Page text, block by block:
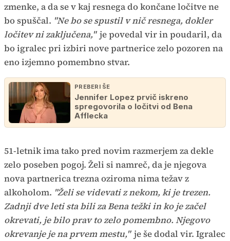
zmenke, a da se v kaj resnega do končane ločitve ne
bo spuščal. "Ne bo se spustil v nič resnega, dokler
ločitev ni zaključena," je povedal vir in poudaril, da
bo igralec pri izbiri nove partnerice zelo pozoren na
eno izjemno pomembno stvar.
PREBERI ŠE
Jennifer Lopez prvič iskreno
spregovorila o ločitvi od Bena
Afflecka
51-letnik ima tako pred novim razmerjem za dekle
zelo poseben pogoj. Želi si namreč, da je njegova
nova partnerica trezna oziroma nima težav z
alkoholom. "Želi se videvati z nekom, ki je trezen.
Zadnji dve leti sta bili za Bena težki in ko je začel
okrevati, je bilo prav to zelo pomembno. Njegovo
okrevanje je na prvem mestu," je še dodal vir. Igralec